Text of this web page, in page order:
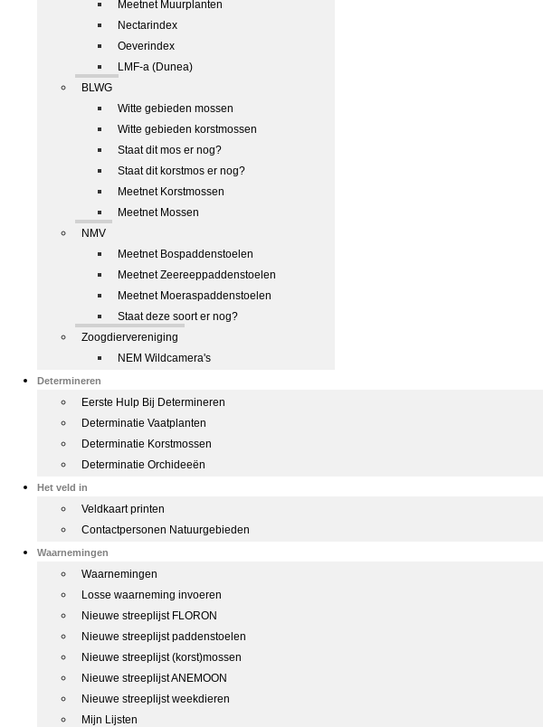
Meetnet Muurplanten
Nectarindex
Oeverindex
LMF-a (Dunea)
BLWG
Witte gebieden mossen
Witte gebieden korstmossen
Staat dit mos er nog?
Staat dit korstmos er nog?
Meetnet Korstmossen
Meetnet Mossen
NMV
Meetnet Bospaddenstoelen
Meetnet Zeereeppaddenstoelen
Meetnet Moeraspaddenstoelen
Staat deze soort er nog?
Zoogdiervereniging
NEM Wildcamera's
Determineren
Eerste Hulp Bij Determineren
Determinatie Vaatplanten
Determinatie Korstmossen
Determinatie Orchideeën
Het veld in
Veldkaart printen
Contactpersonen Natuurgebieden
Waarnemingen
Waarnemingen
Losse waarneming invoeren
Nieuwe streeplijst FLORON
Nieuwe streeplijst paddenstoelen
Nieuwe streeplijst (korst)mossen
Nieuwe streeplijst ANEMOON
Nieuwe streeplijst weekdieren
Mijn Lijsten